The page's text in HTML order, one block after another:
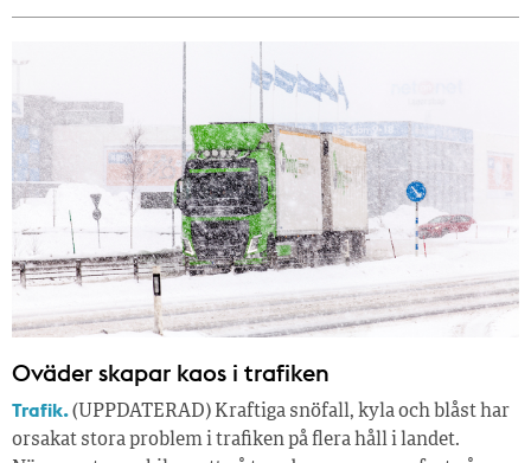
Oväder skapar kaos i trafiken
Trafik.(UPPDATERAD) Kraftiga snöfall, kyla och blåst har
orsakat stora problem i trafiken på flera håll i landet.